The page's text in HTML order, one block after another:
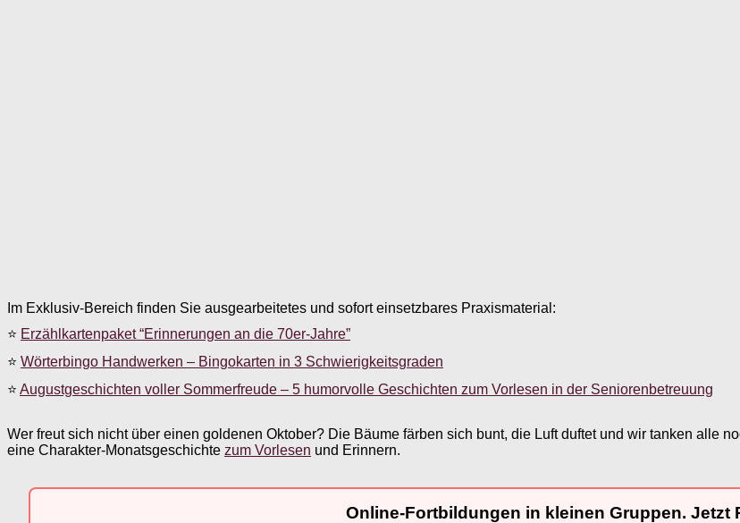
Im Exklusiv-Bereich finden Sie ausgearbeitetes und sofort einsetzbares Praxismaterial:
⭐ Erzählkartenpaket “Erinnerungen an die 70er-Jahre”
⭐ Wörterbingo Handwerken – Bingokarten in 3 Schwierigkeitsgraden
⭐ Augustgeschichten voller Sommerfreude – 5 humorvolle Geschichten zum Vorlesen in der Seniorenbetreuung
Wer freut sich nicht über einen goldenen Oktober? Die Bäume färben sich bunt, die Luft duftet und wir tanken alle
eine Charakter-Monatsgeschichte zum Vorlesen und Erinnern.
Online-Fortbildungen in kleinen Gruppen. Jetzt